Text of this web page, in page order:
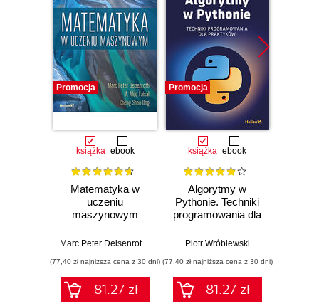
Promocja
książka ebook
Matematyka w
uczeniu
maszynowym
Marc Peter Deisenroth A. Aldo Faisal ,Cheng Soon Ong
(77,40 zł najniższa cena z 30 dni)
81.27 zł
Promocja
książka ebook
Algorytmy w
Pythonie. Techniki
programowania dla
Piotr Wróblewski
(77,40 zł najniższa cena z 30 dni)
81.27 zł